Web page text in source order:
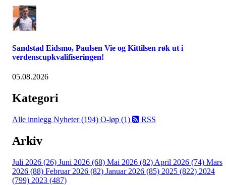
Sandstad Eidsmo, Paulsen Vie og Kittilsen røk ut i
verdenscupkvalifiseringen!
05.08.2026
Kategori
Alle innlegg Nyheter (194) O-løp (1) RSS
Arkiv
Juli 2026 (26) Juni 2026 (68) Mai 2026 (82) April 2026 (74) Mars
2026 (88) Februar 2026 (82) Januar 2026 (85) 2025 (822) 2024
(799) 2023 (487)